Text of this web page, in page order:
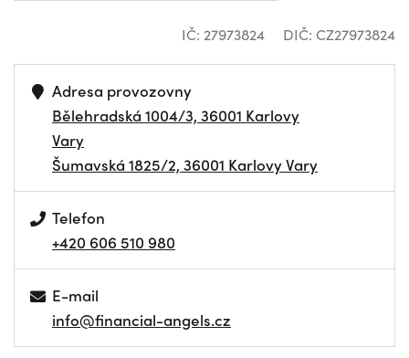
IČ: 27973824 DIČ: CZ27973824
Adresa provozovny
Bělehradská 1004/3, 36001 Karlovy
Vary
Šumavská 1825/2, 36001 Karlovy Vary
Telefon
+420 606 510 980
E-mail
info@financial-angels.cz